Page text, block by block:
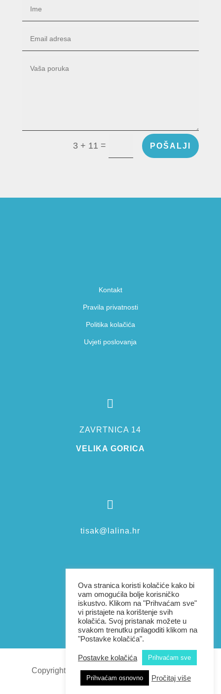
3 + 11 = POŠALJI
Kontakt
Pravila privatnosti
Politika kolačića
Uvjeti poslovanja

ZAVRTNICA 14
VELIKA GORICA

tisak@lalina.hr

+385976038801
Copyright 2026 | Sva prava pridržana |
dizajn
Ova stranica koristi kolačiće kako bi
vam omogućila bolje korisničko
iskustvo. Klikom na "Prihvaćam sve"
vi pristajete na korištenje svih
kolačića. Svoj pristanak možete u
svakom trenutku prilagoditi klikom na
"Postavke kolačića".
Postavke kolačića Prihvaćam sve
Prihvaćam osnovno Pročitaj više